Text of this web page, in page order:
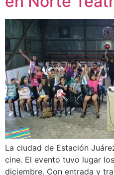
La ciudad de Estación
cine. El evento tuvo lugar
diciembre. Con entrada y